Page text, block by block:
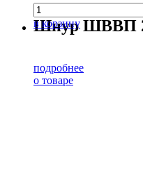
в корзину
Шнур ШВВП
подробнее
о товаре